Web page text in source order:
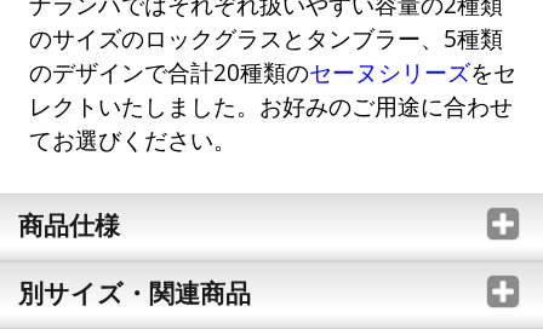
のサイズのロックグラスとタンブラー、5種類
のデザインで合計20種類のセーヌシリーズをセ
レクトいたしました。お好みのご用途に合わせ
てお選びください。
商品仕様
別サイズ・関連商品